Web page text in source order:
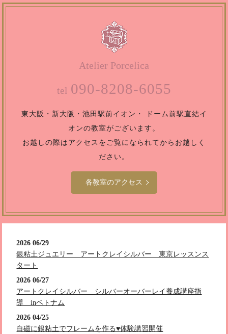
Atelier Porcelica
tel 090-8208-6055
東大阪・新大阪・池田駅前イオン・
ドーム前駅直結イ
オンの教室がございます。
お越しの際はアクセスをご覧になられてからお越しく
ださい。
各教室のアクセス
2026 06/29
銀粘土ジュエリー アートクレイシルバー 東京レッスンス
タート
2026 06/27
アートクレイシルバー シルバーオーバーレイ養成講座指
導 inベトナム
2026 04/25
白磁に銀粘土でフレームを作る♥️体験講習開催